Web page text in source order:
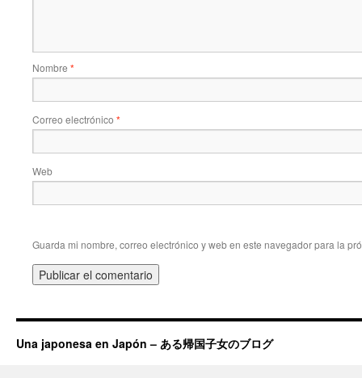
Nombre *
Correo electrónico *
Web
Guarda mi nombre, correo electrónico y web en este navegador para la
Una japonesa en Japón – ある帰国子女のブログ